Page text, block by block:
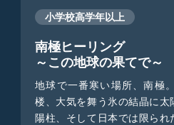
小学校高学年以上
南極ヒーリング
～この地球の果てで～
地球で一番寒い場所、南極
楼、大気を舞う氷の結晶に太
陽柱、そして日本では限られ